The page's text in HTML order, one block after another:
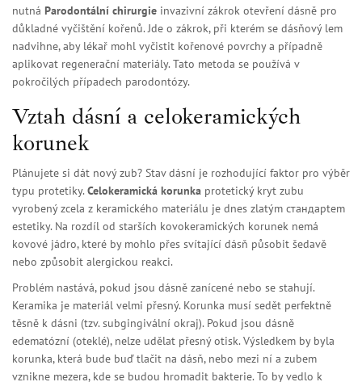
nutná Parodontální chirurgie invazivní zákrok otevření dásně pro
důkladné vyčištění kořenů. Jde o zákrok, při kterém se dásňový lem
nadvihne, aby lékař mohl vyčistit kořenové povrchy a případně
aplikovat regenerační materiály. Tato metoda se používá v
pokročilých případech parodontózy.
Vztah dásní a celokeramických
korunek
Plánujete si dát nový zub? Stav dásní je rozhodující faktor pro výběr
typu protetiky. Celokeramická korunka protetický kryt zubu
vyrobený zcela z keramického materiálu je dnes zlatým стандарtem
estetiky. Na rozdíl od starších kovokeramických korunek nemá
kovové jádro, které by mohlo přes svítající dásň působit šedavě
nebo způsobit alergickou reakci.
Problém nastává, pokud jsou dásně zanícené nebo se stahují.
Keramika je materiál velmi přesný. Korunka musí sedět perfektně
těsně k dásni (tzv. subgingivální okraj). Pokud jsou dásně
edematózní (oteklé), nelze udělat přesný otisk. Výsledkem by byla
korunka, která bude buď tlačit na dásň, nebo mezi ní a zubem
vznikne mezera, kde se budou hromadit bakterie. To by vedlo k